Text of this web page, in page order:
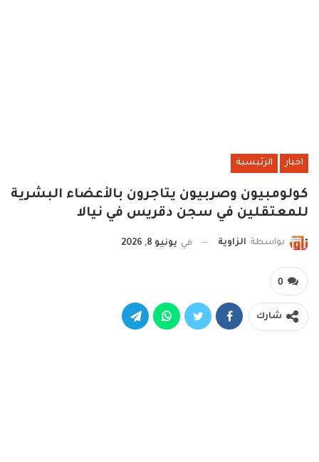
اخبار الرئيسية
كولومبيون وصربيون يتاجرون بالأعضاء البشرية
للمعتقلين في سجن دقريس في نيالا
بواسطة الزاوية في يونيو 8, 2026
0
شارك